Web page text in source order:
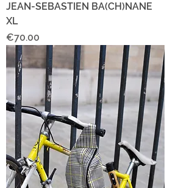
JEAN-SEBASTIEN BA(CH)NANE
XL
Price
€70.00